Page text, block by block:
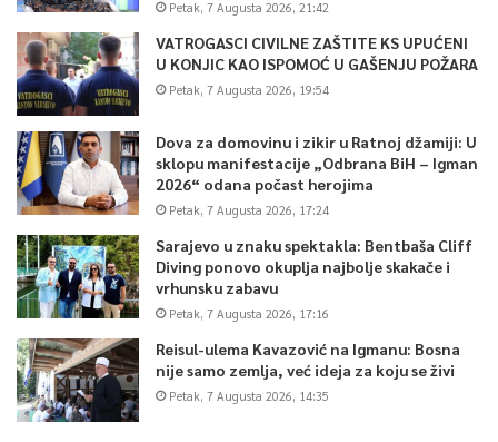
Petak, 7 Augusta 2026, 21:42
VATROGASCI CIVILNE ZAŠTITE KS UPUĆENI
U KONJIC KAO ISPOMOĆ U GAŠENJU POŽARA
Petak, 7 Augusta 2026, 19:54
Dova za domovinu i zikir u Ratnoj džamiji: U
sklopu manifestacije „Odbrana BiH – Igman
2026“ odana počast herojima
Petak, 7 Augusta 2026, 17:24
Sarajevo u znaku spektakla: Bentbaša Cliff
Diving ponovo okuplja najbolje skakače i
vrhunsku zabavu
Petak, 7 Augusta 2026, 17:16
Reisul-ulema Kavazović na Igmanu: Bosna
nije samo zemlja, već ideja za koju se živi
Petak, 7 Augusta 2026, 14:35